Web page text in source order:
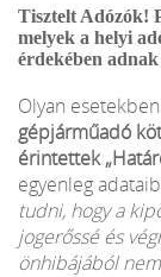
Tisztelt Adózók!
melyek a helyi
érdekében
Olyan
gépjárműadó
érintettek
egyenleg
tudni, hogy a
jogerőssé és
önhibájából